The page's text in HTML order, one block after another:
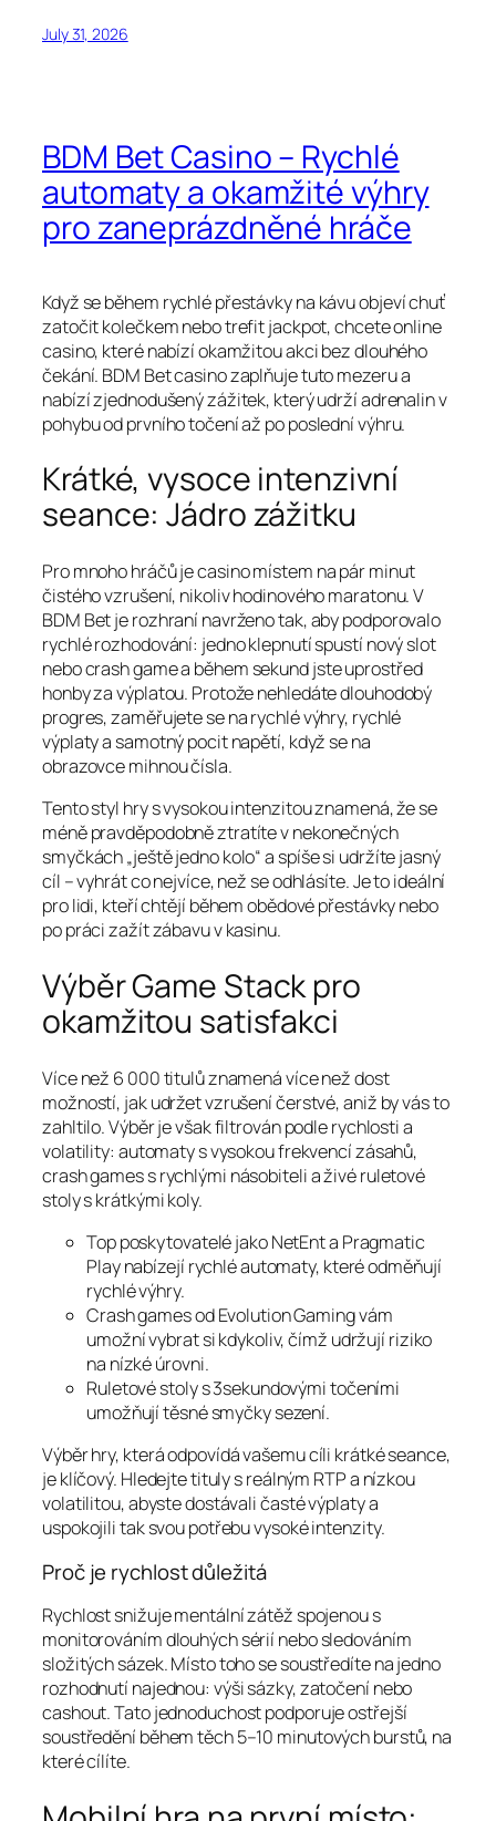
July 31, 2026
BDM Bet Casino – Rychlé
automaty a okamžité výhry
pro zaneprázdněné hráče
Když se během rychlé přestávky na kávu objeví chuť
zatočit kolečkem nebo trefit jackpot, chcete online
casino, které nabízí okamžitou akci bez dlouhého
čekání. BDM Bet casino zaplňuje tuto mezeru a
nabízí zjednodušený zážitek, který udrží adrenalin v
pohybu od prvního točení až po poslední výhru.
Krátké, vysoce intenzivní
seance: Jádro zážitku
Pro mnoho hráčů je casino místem na pár minut
čistého vzrušení, nikoliv hodinového maratonu. V
BDM Bet je rozhraní navrženo tak, aby podporovalo
rychlé rozhodování: jedno klepnutí spustí nový slot
nebo crash game a během sekund jste uprostřed
honby za výplatou. Protože nehledáte dlouhodobý
progres, zaměřujete se na rychlé výhry, rychlé
výplaty a samotný pocit napětí, když se na
obrazovce mihnou čísla.
Tento styl hry s vysokou intenzitou znamená, že se
méně pravděpodobně ztratíte v nekonečných
smyčkách „ještě jedno kolo“ a spíše si udržíte jasný
cíl – vyhrát co nejvíce, než se odhlásíte. Je to ideální
pro lidi, kteří chtějí během obědové přestávky nebo
po práci zažít zábavu v kasinu.
Výběr Game Stack pro
okamžitou satisfakci
Více než 6 000 titulů znamená více než dost
možností, jak udržet vzrušení čerstvé, aniž by vás to
zahltilo. Výběr je však filtrován podle rychlosti a
volatility: automaty s vysokou frekvencí zásahů,
crash games s rychlými násobiteli a živé ruletové
stoly s krátkými koly.
Top poskytovatelé jako NetEnt a Pragmatic
Play nabízejí rychlé automaty, které odměňují
rychlé výhry.
Crash games od Evolution Gaming vám
umožní vybrat si kdykoliv, čímž udržují riziko
na nízké úrovni.
Ruletové stoly s 3sekundovými točeními
umožňují těsné smyčky sezení.
Výběr hry, která odpovídá vašemu cíli krátké seance,
je klíčový. Hledejte tituly s reálným RTP a nízkou
volatilitou, abyste dostávali časté výplaty a
uspokojili tak svou potřebu vysoké intenzity.
Proč je rychlost důležitá
Rychlost snižuje mentální zátěž spojenou s
monitorováním dlouhých sérií nebo sledováním
složitých sázek. Místo toho se soustředíte na jedno
rozhodnutí najednou: výši sázky, zatočení nebo
cashout. Tato jednoduchost podporuje ostřejší
soustředění během těch 5–10 minutových burstů, na
které cílíte.